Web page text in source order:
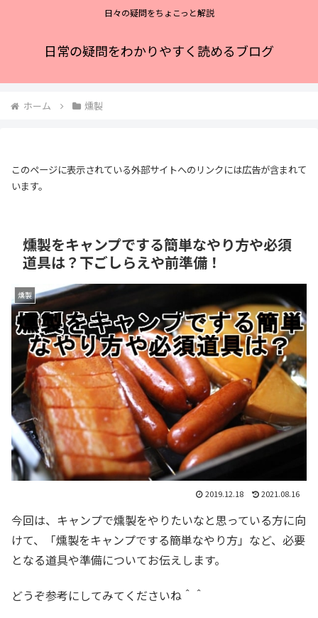
日々の疑問をちょこっと解説
日常の疑問をわかりやすく読めるブログ
ホーム 燻製
このページに表示されている外部サイトへのリンクには広告が含まれて
います。
燻製をキャンプでする簡単なやり方や必須
道具は？下ごしらえや前準備！
燻製
2019.12.18 2021.08.16
今回は、キャンプで燻製をやりたいなと思っている方に向
けて、「燻製をキャンプでする簡単なやり方」など、必要
となる道具や準備についてお伝えします。
どうぞ参考にしてみてくださいね＾＾